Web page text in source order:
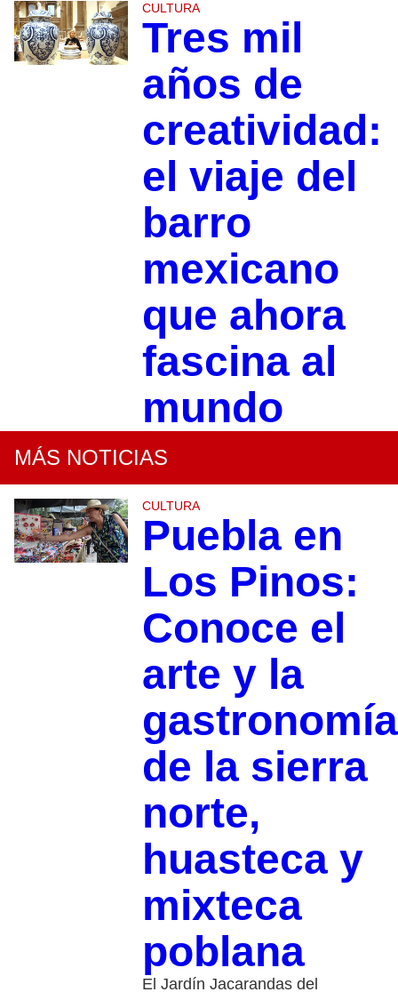
CULTURA
Tres mil
años de
creatividad:
el viaje del
barro
mexicano
que ahora
fascina al
mundo
MÁS NOTICIAS
CULTURA
Puebla en
Los Pinos:
Conoce el
arte y la
gastronomía
de la sierra
norte,
huasteca y
mixteca
poblana
El Jardín Jacarandas del